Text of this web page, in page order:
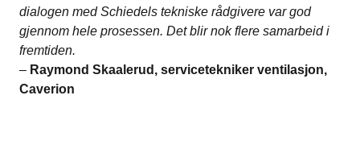
dialogen med Schiedels tekniske rådgivere var god
gjennom hele prosessen. Det blir nok flere samarbeid i
fremtiden.
– Raymond Skaalerud, servicetekniker ventilasjon,
Caverion